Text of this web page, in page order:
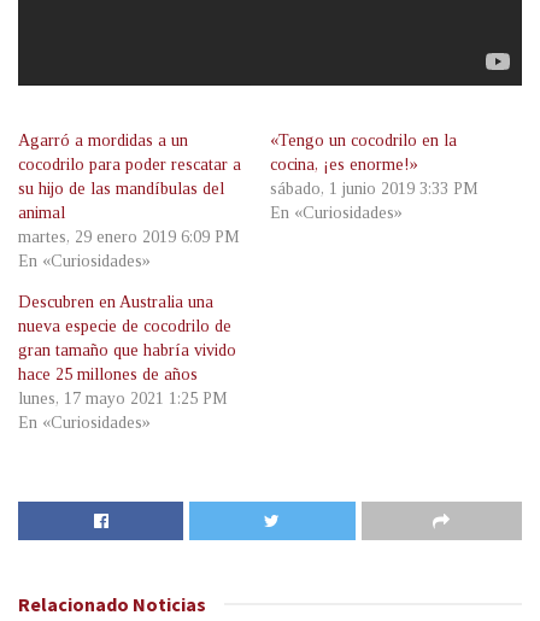
Agarró a mordidas a un
cocodrilo para poder rescatar a
su hijo de las mandíbulas del
animal
martes, 29 enero 2019 6:09 PM
En «Curiosidades»
«Tengo un cocodrilo en la
cocina, ¡es enorme!»
sábado, 1 junio 2019 3:33 PM
En «Curiosidades»
Descubren en Australia una
nueva especie de cocodrilo de
gran tamaño que habría vivido
hace 25 millones de años
lunes, 17 mayo 2021 1:25 PM
En «Curiosidades»
Relacionado Noticias